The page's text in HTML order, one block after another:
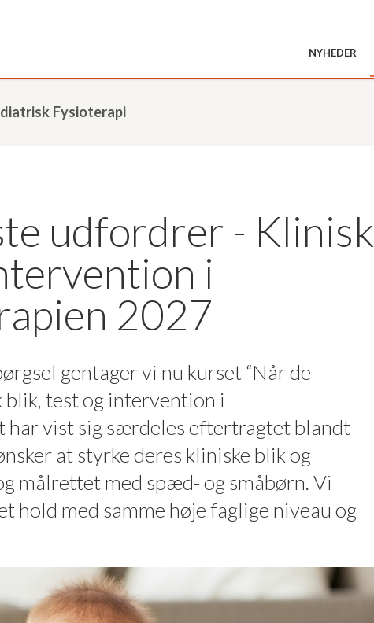
NYHEDER
Fysioterapi
udfordrer - Klinisk
i
2027
gentager vi nu kurset “Når de
test og intervention i
har vist sig særdeles eftertragtet blandt
at styrke deres kliniske blik og
målrettet med spæd- og småbørn. Vi
hold med samme høje faglige niveau og